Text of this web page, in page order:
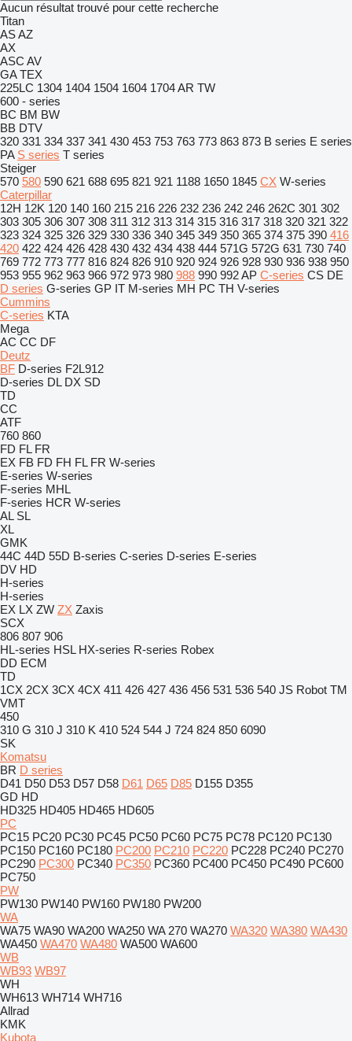
Aucun résultat trouvé pour cette recherche
Titan
ASAZ
AX
ASC AV
GA TEX
225LC 1304 1404 1504 1604 1704AR TW
600 - series
BC BM BW
BB DTV
320 331 334 337 341 430 453 753 763 773 863 873 B series E series
PA S series T series
Steiger
570 580 590 621 688 695 821 921 1188 1650 1845 CX W-series
Caterpillar
12H 12K 120 140 160 215 216 226 232 236 242 246 262C 301 302
303 305 306 307 308 311 312 313 314 315 316 317 318 320 321 322
323 324 325 326 329 330 336 340 345 349 350 365 374 375 390 416
420 422 424 426 428 430 432 434 438 444 571G 572G 631 730 740
769 772 773 777 816 824 826 910 920 924 926 928 930 936 938 950
953 955 962 963 966 972 973 980 988 990 992AP C-series CS DE
D series G-series GP IT M-series MH PC TH V-series
Cummins
C-series KTA
Mega
AC CC DF
Deutz
BF D-series F2L912
D-series DL DX SD
TD
CC
ATF
760 860
FD FL FR
EX FB FD FH FL FR W-series
E-series W-series
F-series MHL
F-series HCR W-series
AL SL
XL
GMK
44C 44D 55D B-series C-series D-series E-series
DV HD
H-series
H-series
EX LX ZW ZX Zaxis
SCX
806 807 906
HL-series HSL HX-series R-series Robex
DD ECM
TD
1CX 2CX 3CX 4CX 411 426 427 436 456 531 536 540 JS Robot TM
VMT
450
310 G 310 J 310 K 410 524 544 J 724 824 850 6090
SK
Komatsu
BR D series
D41 D50 D53 D57 D58 D61 D65 D85 D155 D355
GD HD
HD325 HD405 HD465 HD605
PC
PC15 PC20 PC30 PC45 PC50 PC60 PC75 PC78 PC120 PC130
PC150 PC160 PC180 PC200 PC210 PC220 PC228 PC240 PC270
PC290 PC300 PC340 PC350 PC360 PC400 PC450 PC490 PC600
PC750
PW
PW130 PW140 PW160 PW180 PW200
WA
WA75 WA90 WA200 WA250 WA 270 WA270 WA320 WA380 WA430
WA450 WA470 WA480 WA500 WA600
WB
WB93 WB97
WH
WH613 WH714 WH716
Allrad
KMK
Kubota